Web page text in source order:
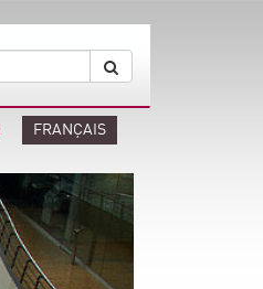
FRANÇAIS